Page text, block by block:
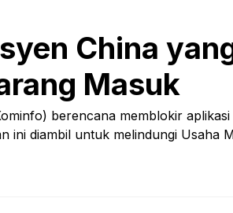
China
Masuk
berencana memblokir
ini diambil untuk melindungi Usaha